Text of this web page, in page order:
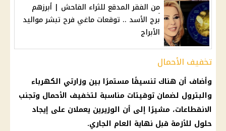
من الفقر المدقع للثراء الفاحش | أبرزهم
برج الأسد .. توقعات ماغي فرح تبشر مواليد
الأبراج
تخفيف الأحمال
وأضاف أن هناك تنسيقًا مستمرًا بين وزارتي الكهرباء
والبترول لضمان توقيتات مناسبة لتخفيف الأحمال وتجنب
الانقطاعات، مشيرًا إلى أن الوزيرين يعملان على إيجاد
حلول للأزمة قبل نهاية العام الجاري.